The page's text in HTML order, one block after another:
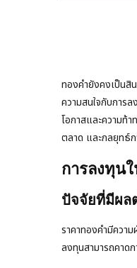
ทองคำยังคงเป็นสิ
ความสนใจกับการ
โอกาสและความท้
ตลาด และกลยุทธ์ก
การลงทุน
ปัจจัยที่มีผล
ราคาทองคำมีความ
ลงทุนสามารถคาด